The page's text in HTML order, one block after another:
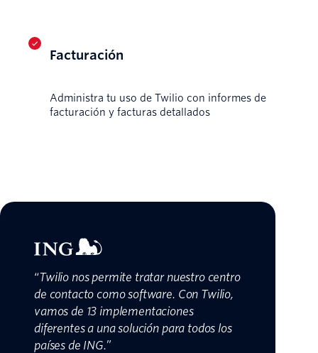
Facturación
Administra tu uso de Twilio con informes de
facturación y facturas detallados
“Twilio nos permite tratar nuestro centro
de contacto como software. Con Twilio,
vamos de 13 implementaciones
diferentes a una solución para todos los
países de ING.”